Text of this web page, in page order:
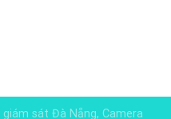
sát Đà Nẵng, Camera